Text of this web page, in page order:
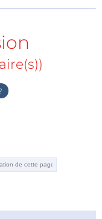
des Américains
».